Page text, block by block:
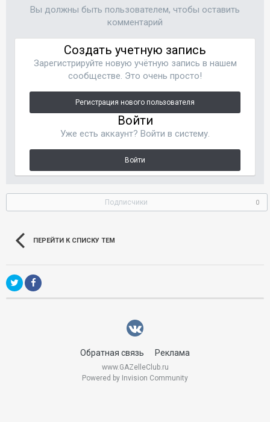
Вы должны быть пользователем, чтобы оставить
комментарий
Создать учетную запись
Зарегистрируйте новую учётную запись в нашем
сообществе. Это очень просто!
Регистрация нового пользователя
Войти
Уже есть аккаунт? Войти в систему.
Войти
Подписчики 0
ПЕРЕЙТИ К СПИСКУ ТЕМ
Обратная связь Реклама
www.GAZelleClub.ru
Powered by Invision Community